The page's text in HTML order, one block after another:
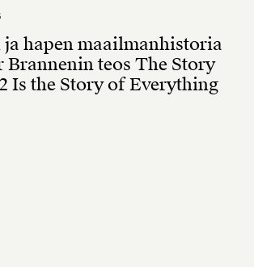
hapen maailmanhistoria
Brannenin teos The Story
Is the Story of Everything